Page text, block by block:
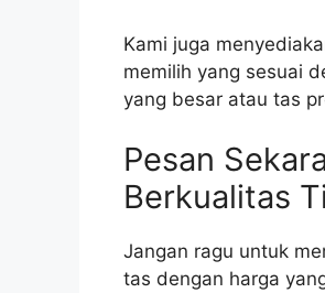
Kami juga
memilih yang sesuai
yang besar atau tas
Pesan
Berkualitas
Jangan ragu untuk
tas dengan harga